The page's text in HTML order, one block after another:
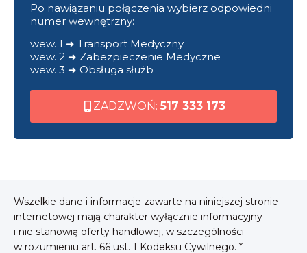
Po nawiązaniu połączenia wybierz odpowiedni
numer wewnętrzny:
wew. 1 ➜ Transport Medyczny
wew. 2 ➜ Zabezpieczenie Medyczne
wew. 3 ➜ Obsługa służb
ZADZWOŃ: 517 333 173
Wszelkie dane i informacje zawarte na niniejszej stronie
internetowej mają charakter wyłącznie informacyjny
i nie stanowią oferty handlowej, w szczególności
w rozumieniu art. 66 ust. 1 Kodeksu Cywilnego. *